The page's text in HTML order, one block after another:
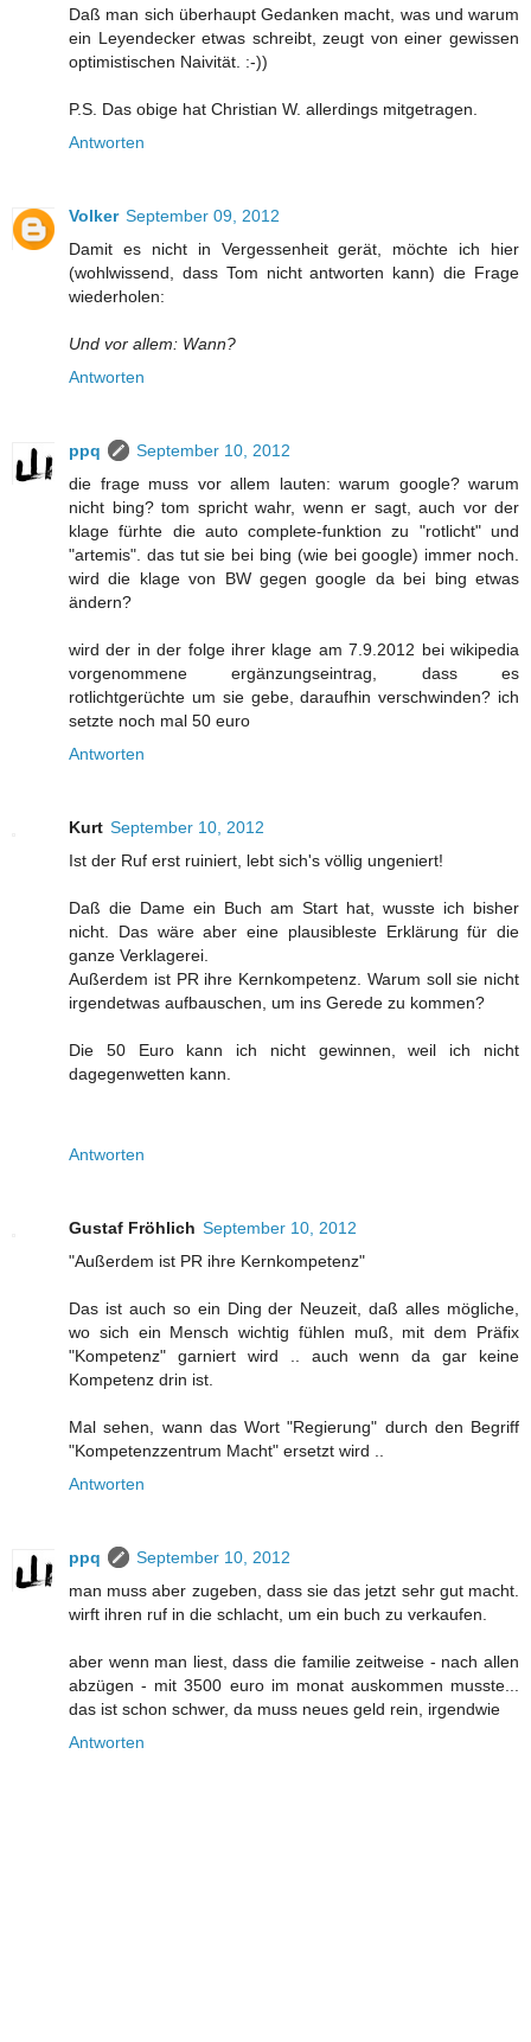
Daß man sich überhaupt Gedanken macht, was und warum
ein Leyendecker etwas schreibt, zeugt von einer gewissen
optimistischen Naivität. :-))
P.S. Das obige hat Christian W. allerdings mitgetragen.
Antworten
Volker September 09, 2012
Damit es nicht in Vergessenheit gerät, möchte ich hier
(wohlwissend, dass Tom nicht antworten kann) die Frage
wiederholen:
Und vor allem: Wann?
Antworten
ppq
September 10, 2012
die frage muss vor allem lauten: warum google? warum
nicht bing? tom spricht wahr, wenn er sagt, auch vor der
klage fürhte die auto complete-funktion zu "rotlicht" und
"artemis". das tut sie bei bing (wie bei google) immer noch.
wird die klage von BW gegen google da bei bing etwas
ändern?
wird der in der folge ihrer klage am 7.9.2012 bei wikipedia
vorgenommene ergänzungseintrag, dass es
rotlichtgerüchte um sie gebe, daraufhin verschwinden? ich
setzte noch mal 50 euro
Antworten
Kurt September 10, 2012
Ist der Ruf erst ruiniert, lebt sich's völlig ungeniert!
Daß die Dame ein Buch am Start hat, wusste ich bisher
nicht. Das wäre aber eine plausibleste Erklärung für die
ganze Verklagerei.
Außerdem ist PR ihre Kernkompetenz. Warum soll sie nicht
irgendetwas aufbauschen, um ins Gerede zu kommen?
Die 50 Euro kann ich nicht gewinnen, weil ich nicht
dagegenwetten kann.
Antworten
Gustaf Fröhlich September 10, 2012
"Außerdem ist PR ihre Kernkompetenz"
Das ist auch so ein Ding der Neuzeit, daß alles mögliche,
wo sich ein Mensch wichtig fühlen muß, mit dem Präfix
"Kompetenz" garniert wird .. auch wenn da gar keine
Kompetenz drin ist.
Mal sehen, wann das Wort "Regierung" durch den Begriff
"Kompetenzzentrum Macht" ersetzt wird ..
Antworten
ppq
September 10, 2012
man muss aber zugeben, dass sie das jetzt sehr gut macht.
wirft ihren ruf in die schlacht, um ein buch zu verkaufen.
aber wenn man liest, dass die familie zeitweise - nach allen
abzügen - mit 3500 euro im monat auskommen musste...
das ist schon schwer, da muss neues geld rein, irgendwie
Antworten